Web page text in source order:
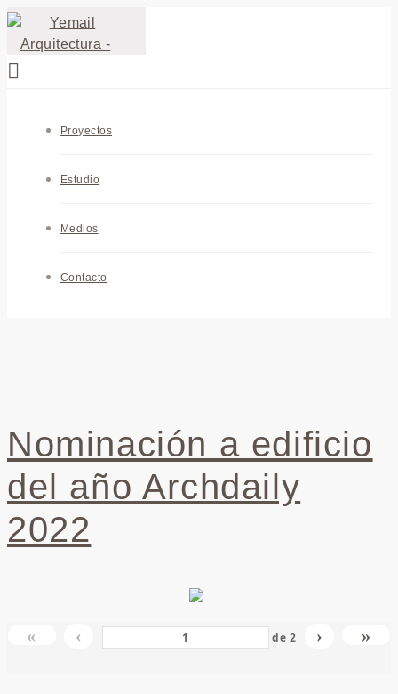
Proyectos
Estudio
Medios
Contacto
Nominación a edificio
del año Archdaily
2022
« ‹ de 2 › »